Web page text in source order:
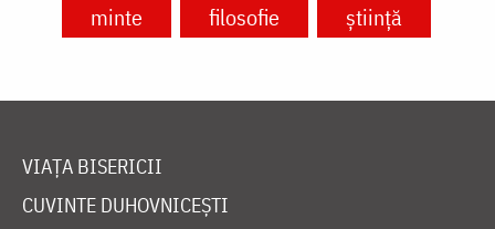
minte
filosofie știință
VIAȚA BISERICII
CUVINTE DUHOVNICEȘTI